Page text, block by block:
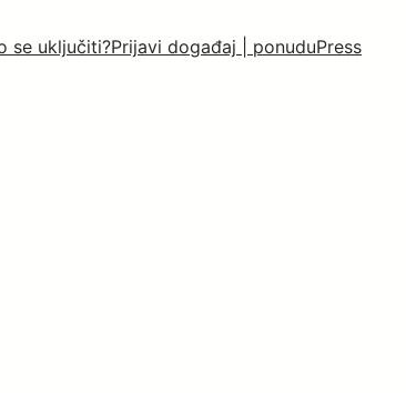
se uključiti?Prijavi događaj | ponuduPress